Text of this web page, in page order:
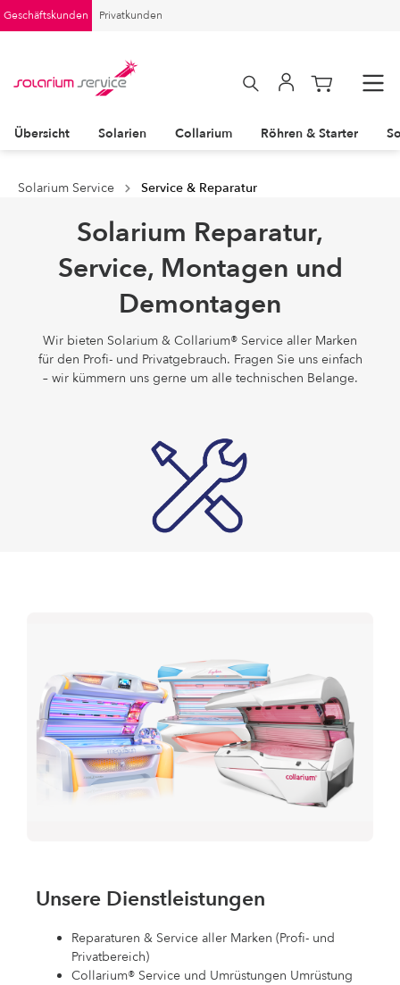
Geschäftskunden Privatkunden
Übersicht Solarien Collarium Röhren & Starter
Solarium Service Service & Reparatur
Solarium Reparatur,
Service, Montagen und
Demontagen
Wir bieten Solarium & Collarium® Service aller Marken
für den Profi- und Privatgebrauch. Fragen Sie uns einfach
– wir kümmern uns gerne um alle technischen Belange.
Unsere Dienstleistungen
Reparaturen & Service aller Marken (Profi- und
Privatbereich)
Collarium® Service und Umrüstungen Umrüstung